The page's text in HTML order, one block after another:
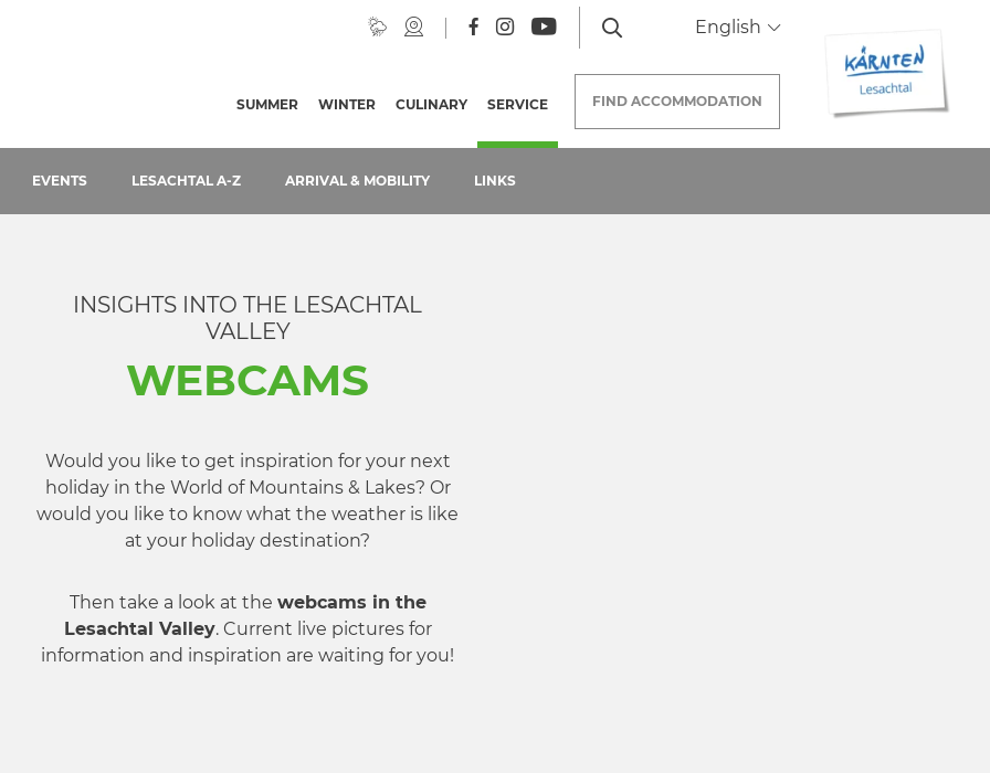
English
SUMMER WINTER CULINARY SERVICE(CURRENT PAGE)
EVENTS LESACHTAL A-Z ARRIVAL & MOBILITY LINKS
FIND ACCOMMODATION
INSIGHTS INTO THE LESACHTAL
VALLEY
WEBCAMS
Would you like to get inspiration for your next
holiday in the World of Mountains & Lakes? Or
would you like to know what the weather is like
at your holiday destination?
Then take a look at the webcams in the
Lesachtal Valley. Current live pictures for
information and inspiration are waiting for you!